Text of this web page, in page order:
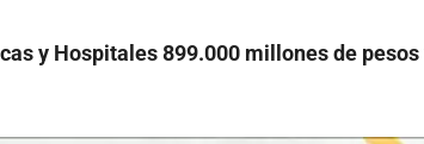
y Hospitales 899.000 millones de pesos